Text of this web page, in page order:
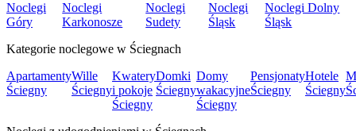
Noclegi
Góry
Noclegi
Karkonosze
Noclegi
Sudety
Noclegi
Śląsk
Noclegi Dolny
Śląsk
Kategorie noclegowe w Ściegnach
Apartamenty
Ściegny
Wille
Ściegny
Kwatery
i pokoje
Ściegny
Domki
Ściegny
Domy
wakacyjne
Ściegny
Pensjonaty
Ściegny
Hotele
Ściegny